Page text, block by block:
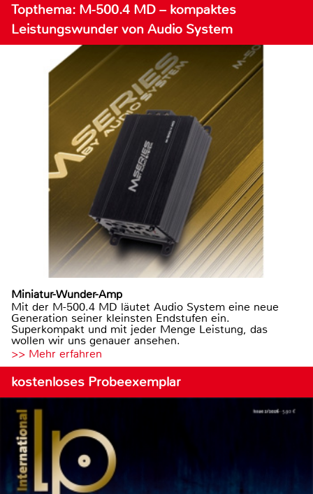
Topthema: M-500.4 MD – kompaktes
Leistungswunder von Audio System
Miniatur-Wunder-Amp
Mit der M-500.4 MD läutet Audio System eine neue
Generation seiner kleinsten Endstufen ein.
Superkompakt und mit jeder Menge Leistung, das
wollen wir uns genauer ansehen.
>> Mehr erfahren
kostenloses Probeexemplar